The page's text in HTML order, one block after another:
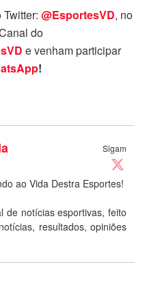
@EsportesVD, no
do
e venham participar
!
Sigam
ao Vida Destra Esportes!
de notícias esportivas, feito
resultados, opiniões